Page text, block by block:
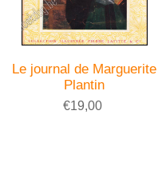
Le journal de Marguerite
Plantin
€19,00